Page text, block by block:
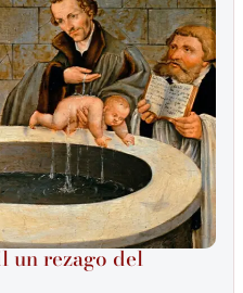
un rezago del